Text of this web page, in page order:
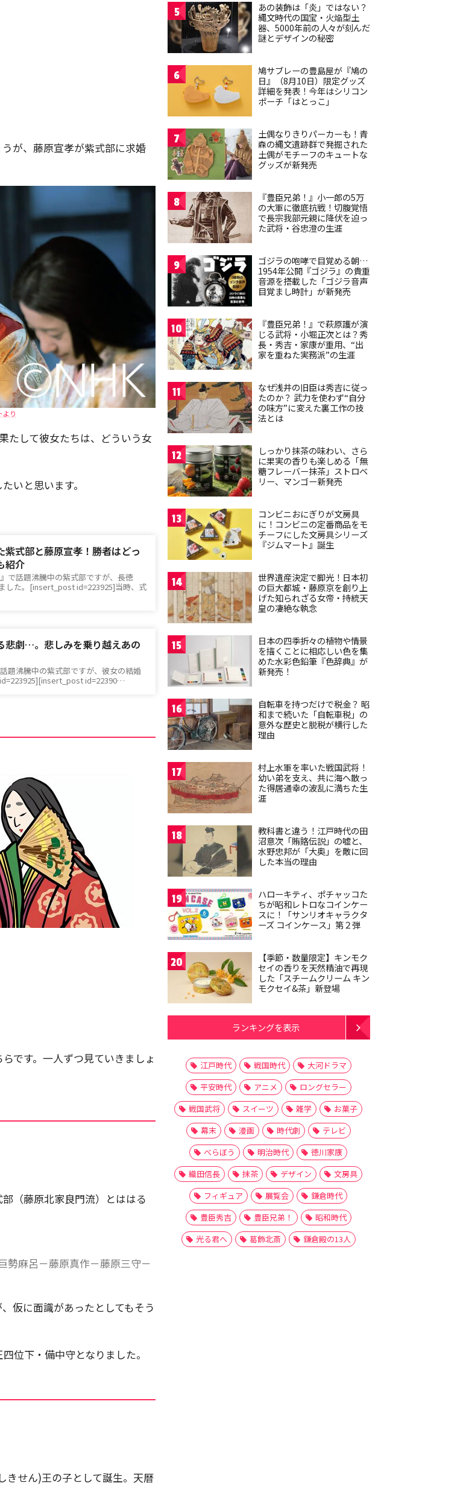
が、藤原宣孝が紫式部に求婚
より
たして彼女たちは、どういう女
いと思います。
式部と藤原宣孝！勝者はどっ
紹介
で話題沸騰中の紫式部ですが、長徳
した。[insert_post id=223925]当時、式
悲劇…。悲しみを乗り越えあの
題沸騰中の紫式部ですが、彼女の結婚
id=22390…
です。一人ずつ見ていきましょ
（藤原北家良門流）とははる
麻呂－藤原真作－藤原三守－
仮に面識があったとしてもそう
位下・備中守となりました。
きせん)王の子として誕生。天暦
5
あの装飾は「炎」ではない？
縄文時代の国宝・火焔型土
器、5000年前の人々が刻んだ
謎とデザインの秘密
6
鳩サブレーの豊島屋が『鳩の
日』（8月10日）限定グッズ
詳細を発表！今年はシリコン
ポーチ「はとっこ」
7
土偶なりきりパーカーも！青
森の縄文遺跡群で発掘された
土偶がモチーフのキュートな
グッズが新発売
8
『豊臣兄弟！』小一郎の5万
の大軍に徹底抗戦！切腹覚悟
で長宗我部元親に降伏を迫っ
た武将・谷忠澄の生涯
9
ゴジラの咆哮で目覚める朝…
1954年公開『ゴジラ』の貴重
音源を搭載した「ゴジラ音声
目覚まし時計」が新発売
10
『豊臣兄弟！』で萩原護が演
じる武将・小堀正次とは？秀
長・秀吉・家康が重用、“出
家を重ねた実務派”の生涯
11
なぜ浅井の旧臣は秀吉に従っ
たのか？ 武力を使わず“自分
の味方”に変えた裏工作の技
法とは
12
しっかり抹茶の味わい、さら
に果実の香りも楽しめる「無
糖フレーバー抹茶」ストロベ
リー、マンゴー新発売
13
コンビニおにぎりが文房具
に！コンビニの定番商品をモ
チーフにした文房具シリーズ
『ジムマート』誕生
14
世界遺産決定で脚光！日本初
の巨大都城・藤原京を創り上
げた知られざる女帝・持統天
皇の凄絶な執念
15
日本の四季折々の植物や情景
を描くことに相応しい色を集
めた水彩色鉛筆『色辞典』が
新発売！
16
自転車を持つだけで税金？ 昭
和まで続いた「自転車税」の
意外な歴史と脱税が横行した
理由
17
村上水軍を率いた戦国武将！
幼い弟を支え、共に海へ散っ
た得居通幸の波乱に満ちた生
涯
18
教科書と違う！江戸時代の田
沼意次「賄賂伝説」の嘘と、
水野忠邦が「大奥」を敵に回
した本当の理由
19
ハローキティ、ポチャッコた
ちが昭和レトロなコインケー
スに！「サンリオキャラクタ
ーズ コインケース」第２弾
20
【季節・数量限定】キンモク
セイの香りを天然精油で再現
した「スチームクリーム キン
モクセイ&茶」新登場
ランキングを表示
江戸時代 戦国時代
大河ドラマ
平安時代
アニメ
ロングセラー
戦国武将
スイーツ 雑学
お菓子
幕末
漫画 時代劇
テレビ
べらぼう
明治時代
徳川家康
織田信長
抹茶 デザイン
文房具
フィギュア
展覧会
鎌倉時代
豊臣秀吉
豊臣兄弟！
昭和時代
光る君へ
葛飾北斎 鎌倉殿の13人